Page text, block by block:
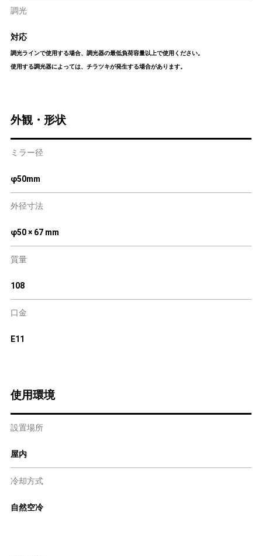
調光
対応
調光ラインで使用する場合、調光器の最低負荷容量以上で使用ください。
使用する調光器によっては、チラツキが発生する場合があります。
外観・形状
ミラー径
φ50mm
外径寸法
φ50 × 67 mm
質量
108
口金
E11
使用環境
設置場所
屋内
冷却方式
自然空冷